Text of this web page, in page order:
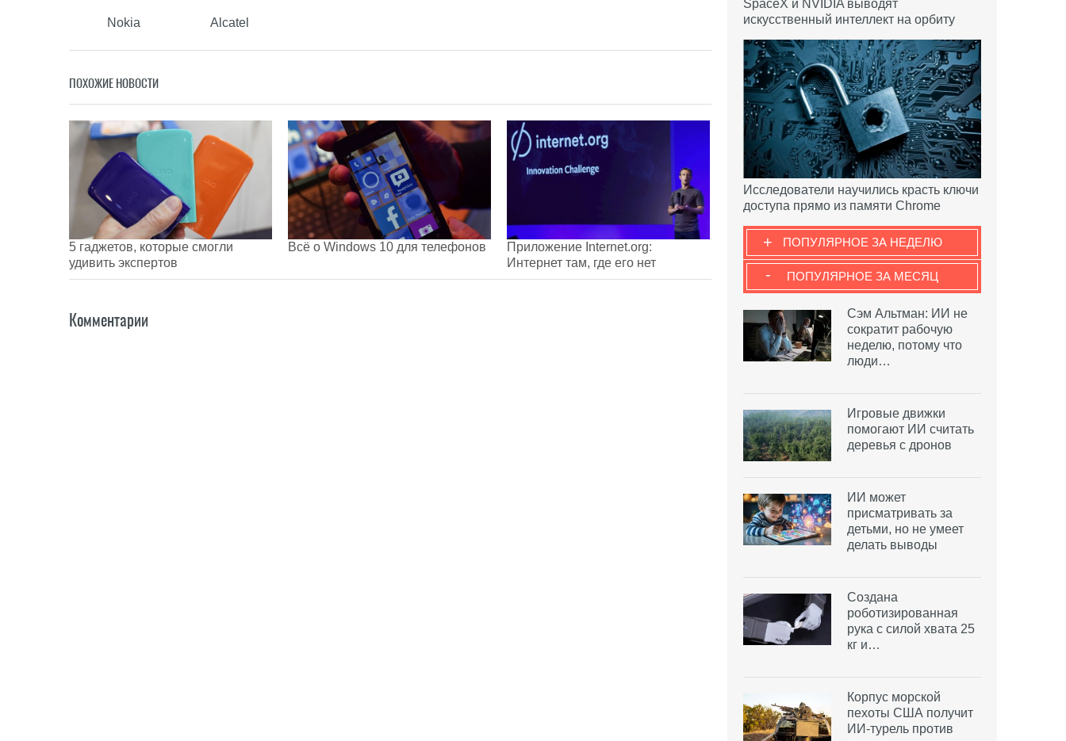
Nokia Alcatel
ПОХОЖИЕ НОВОСТИ
5 гаджетов, которые смогли
удивить экспертов
Всё о Windows 10 для телефонов
Приложение Internet.org:
Интернет там, где его нет
Комментарии
SpaceX и NVIDIA выводят
искусственный интеллект на орбиту
Исследователи научились красть ключи
доступа прямо из памяти Chrome
ПОПУЛЯРНОЕ ЗА НЕДЕЛЮ
+
ПОПУЛЯРНОЕ ЗА МЕСЯЦ
-
Сэм Альтман: ИИ не
сократит рабочую
неделю, потому что
люди…
Игровые движки
помогают ИИ считать
деревья с дронов
ИИ может
присматривать за
детьми, но не умеет
делать выводы
Создана
роботизированная
рука с силой хвата 25
кг и…
Корпус морской
пехоты США получит
ИИ-турель против